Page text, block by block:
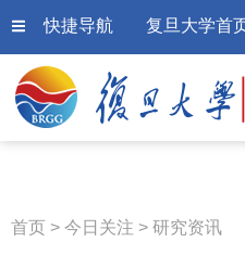
快捷导航 复旦大学首
首页 > 今日关注 > 研究资讯